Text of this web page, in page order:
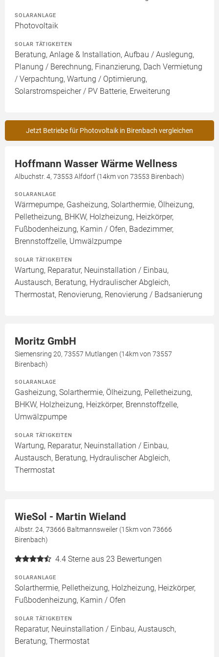
SOLARANLAGE
Photovoltaik
SOLAR TÄTIGKEITEN
Beratung, Anlage & Installation, Aufbau / Auslegung,
Planung / Berechnung, Finanzierung, Dach Vermietung
/ Verpachtung, Wartung / Optimierung,
Solarstromspeicher / PV Batterie, Erweiterung
Jetzt Betriebe für Photovoltaik in Birenbach vergleichen
Hoffmann Wasser Wärme Wellness
Albuchstr. 4, 73553 Alfdorf (14km von 73553 Birenbach)
SOLARANLAGE
Wärmepumpe, Gasheizung, Solarthermie, Ölheizung,
Pelletheizung, BHKW, Holzheizung, Heizkörper,
Fußbodenheizung, Kamin / Ofen, Badezimmer,
Brennstoffzelle, Umwälzpumpe
SOLAR TÄTIGKEITEN
Wartung, Reparatur, Neuinstallation / Einbau,
Austausch, Beratung, Hydraulischer Abgleich,
Thermostat, Renovierung, Renovierung / Badsanierung
Moritz GmbH
Siemensring 20, 73557 Mutlangen (14km von 73557
Birenbach)
SOLARANLAGE
Gasheizung, Solarthermie, Ölheizung, Pelletheizung,
BHKW, Holzheizung, Heizkörper, Brennstoffzelle,
Umwälzpumpe
SOLAR TÄTIGKEITEN
Wartung, Reparatur, Neuinstallation / Einbau,
Austausch, Beratung, Hydraulischer Abgleich,
Thermostat
WieSol - Martin Wieland
Albstr. 24, 73666 Baltmannsweiler (15km von 73666
Birenbach)
4.4 Sterne aus 23 Bewertungen
SOLARANLAGE
Solarthermie, Pelletheizung, Holzheizung, Heizkörper,
Fußbodenheizung, Kamin / Ofen
SOLAR TÄTIGKEITEN
Reparatur, Neuinstallation / Einbau, Austausch,
Beratung, Thermostat